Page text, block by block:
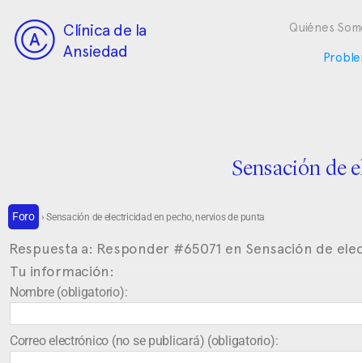
Clínica de la
Ansiedad
Quiénes
Sensación de
Foro › Sensación de electricidad en pecho, nervios de punta
Respuesta a: Responder #65071 en Sensación de
Tu información:
Nombre (obligatorio):
Correo electrónico (no se publicará) (obligatorio):